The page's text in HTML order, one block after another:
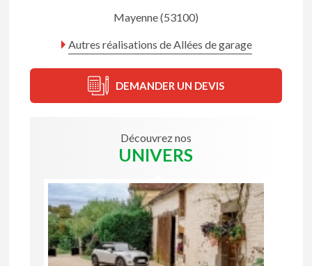
Mayenne (53100)
Autres réalisations de Allées de garage
DEMANDER UN DEVIS
Découvrez nos
UNIVERS